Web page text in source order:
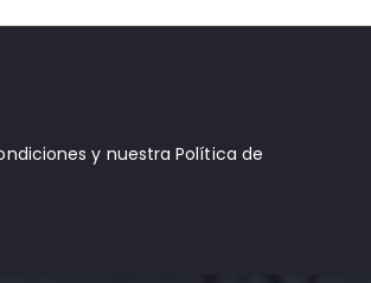
y nuestra Política de